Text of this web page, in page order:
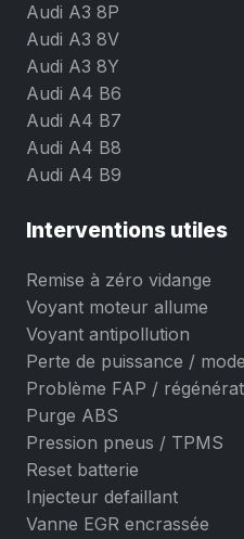
Audi A3 8P
Audi A3 8V
Audi A3 8Y
Audi A4 B6
Audi A4 B7
Audi A4 B8
Audi A4 B9
Interventions utiles
Remise à zéro vidange
Voyant moteur allume
Voyant antipollution
Perte de puissance /
Problème FAP /
Purge ABS
Pression pneus / TPMS
Reset batterie
Injecteur defaillant
Vanne EGR encrassée